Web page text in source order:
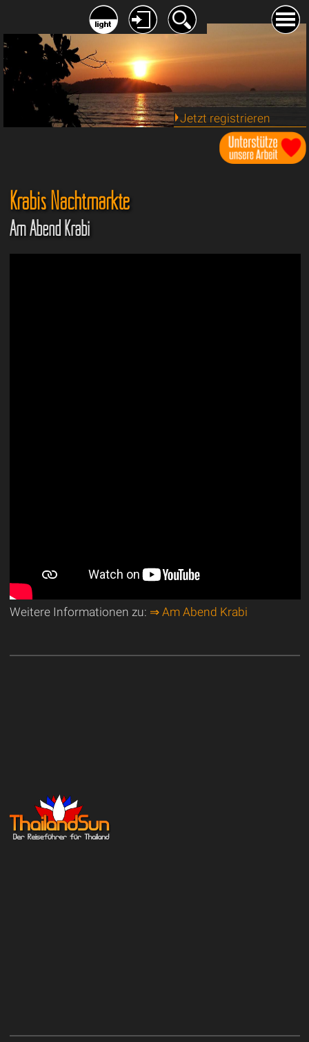
Jetzt registrieren
Krabis Nachtmärkte
Am Abend Krabi
Weitere Informationen zu: ⇒ Am Abend Krabi